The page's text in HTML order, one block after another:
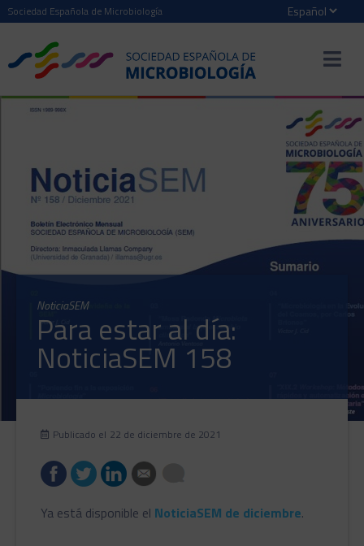
Sociedad Española de Microbiología
NoticiaSEM
Para estar al día:
NoticiaSEM 158
Publicado el 22 de diciembre de 2021
Ya está disponible el NoticiaSEM de diciembre.